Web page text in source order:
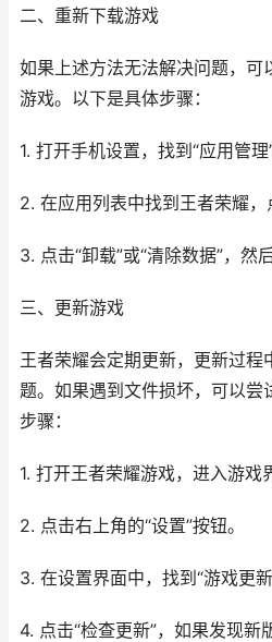
二、重新下载游戏
如果上述方法无法解决问题，可
游戏。以下是具体步骤：
1. 打开手机设置，找到“应用管理
2. 在应用列表中找到王者荣耀，
3. 点击“卸载”或“清除数据”，然
三、更新游戏
王者荣耀会定期更新，更新过程
题。如果遇到文件损坏，可以尝
步骤：
1. 打开王者荣耀游戏，进入游戏
2. 点击右上角的“设置”按钮。
3. 在设置界面中，找到“游戏更新
4. 点击“检查更新”，如果发现新